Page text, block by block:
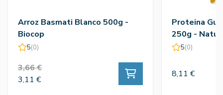
Arroz Basmati Blanco 500g -
Biocop
5(0)
3,66 €
3,11 €
Proteina
250g -
5(0)
8,11 €